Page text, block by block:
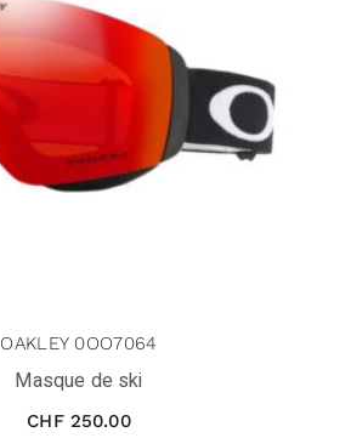
OAKLEY 0OO7064
Masque de ski
CHF250.00